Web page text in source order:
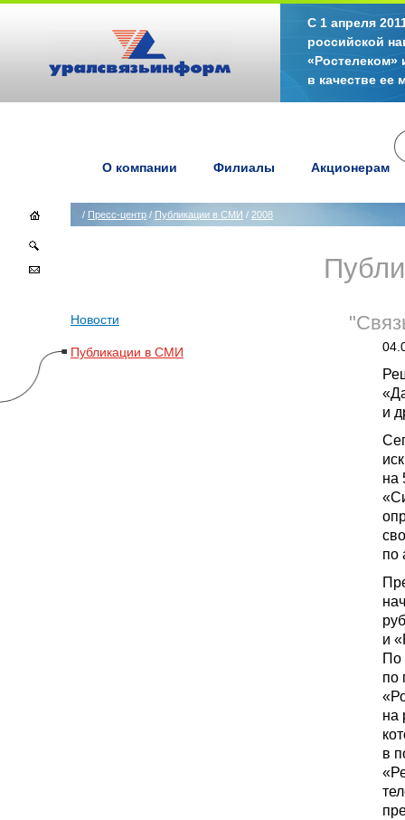
С 1 апреля
российской
«Ростелеком»
в качестве ее
О компании Филиалы Акционерам
/ Пресс-центр / Публикации в СМИ / 2008
Новости
Публикации в СМИ
и
на
по
и
По
по
на
в